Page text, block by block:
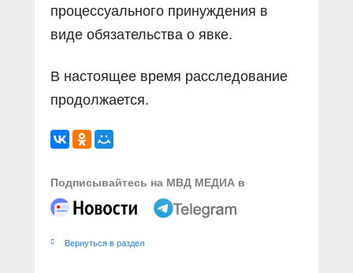
процессуального принуждения в
виде обязательства о явке.
В настоящее время расследование
продолжается.
Подписывайтесь на МВД МЕДИА в
Вернуться в раздел